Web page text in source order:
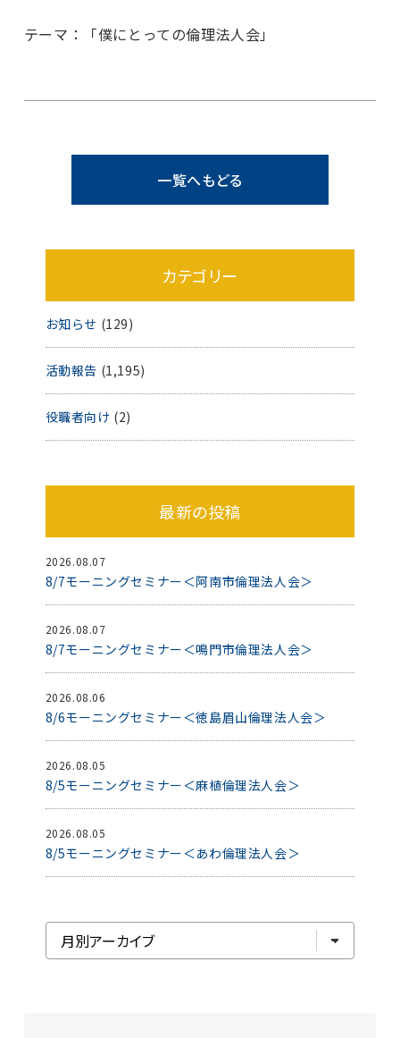
テーマ：「僕にとっての倫理法人会」
一覧へもどる
カテゴリー
お知らせ (129)
活動報告 (1,195)
役職者向け (2)
最新の投稿
2026.08.07
8/7モーニングセミナー＜阿南市倫理法人会＞
2026.08.07
8/7モーニングセミナー＜鳴門市倫理法人会＞
2026.08.06
8/6モーニングセミナー＜徳島眉山倫理法人会＞
2026.08.05
8/5モーニングセミナー＜麻植倫理法人会＞
2026.08.05
8/5モーニングセミナー＜あわ倫理法人会＞